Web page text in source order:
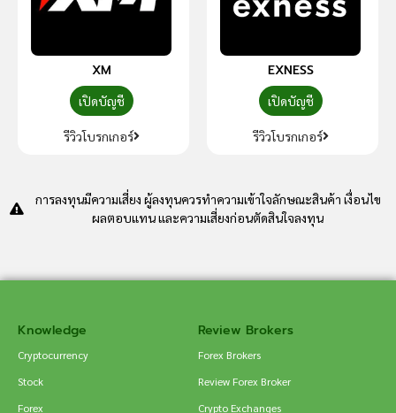
XM
เปิดบัญชี
รีวิวโบรกเกอร์
EXNESS
เปิดบัญชี
รีวิวโบรกเกอร์
การลงทุนมีความเสี่ยง ผู้ลงทุนควรทำความเข้าใจลักษณะสินค้า เงื่อนไข
ผลตอบแทน และความเสี่ยงก่อนตัดสินใจลงทุน
Knowledge
Cryptocurrency
Stock
Forex
Review Brokers
Forex Brokers
Review Forex Broker
Crypto Exchanges